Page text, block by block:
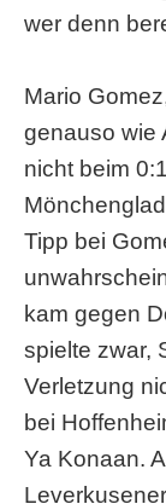
wer denn
Mario
genauso wie
nicht beim
Tipp bei
kam gegen
spielte zwar,
Verletzung
bei
Ya Konaan.